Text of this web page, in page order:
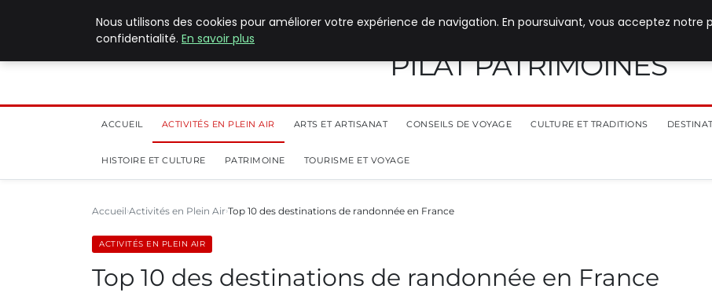
PILAT PATRIMOINES
ACCUEIL ACTIVITÉS EN PLEIN AIR ARTS ET ARTISANAT CONSEILS DE VOYAGE CULTURE ET TRADITIONS
HISTOIRE ET CULTURE PATRIMOINE TOURISME ET VOYAGE
Accueil Activités en Plein Air Top 10 des destinations de randonnée en France
ACTIVITÉS EN PLEIN AIR
Top 10 des destinations de randonnée en France
Nous utilisons des cookies pour améliorer votre expérience de navigation. En poursuivant, vous acceptez notre
confidentialité. En savoir plus